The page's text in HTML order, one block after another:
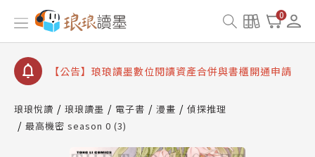
0
【公告】琅琅書店服務升級重要說明及資產合併結果
查詢
【公告】因 Readmoo 讀墨系統維護中，本站同步暫
【公告】琅琅讀墨數位閱讀資產合併與書櫃開通申請
【公告】琅琅讀墨 3 分鐘完成書櫃開通與資產合併申
請圖文教學
【公告】琅琅書店服務升級重要說明及資產合併結果
琅琅悅讀 琅琅讀墨 電子書 漫畫
偵探推理
最高機密 season 0 (3)